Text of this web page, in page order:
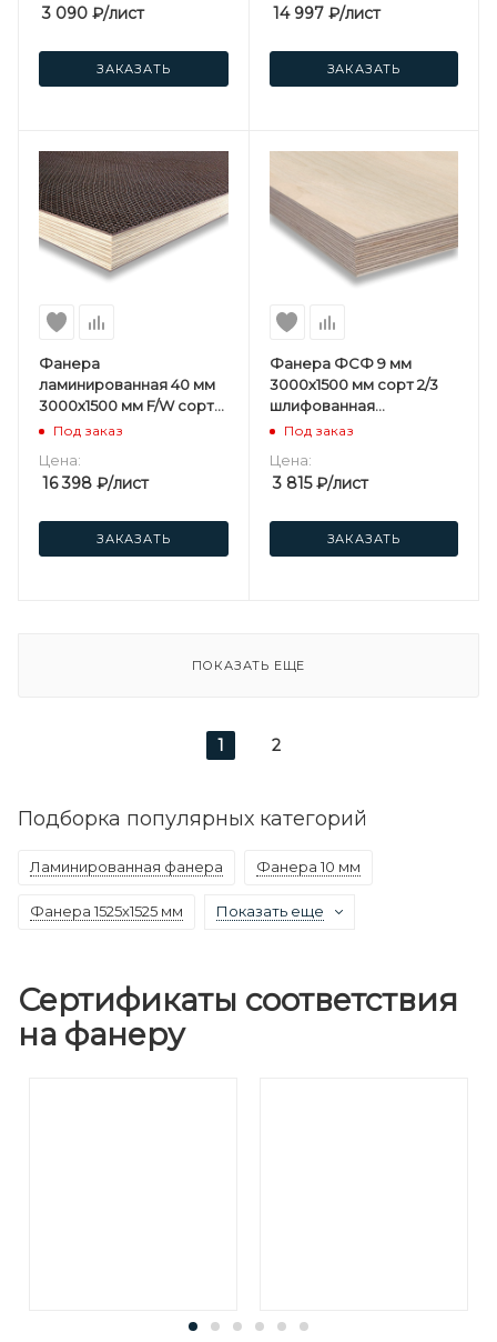
3 090 ₽/лист
ЗАКАЗАТЬ
14 997₽/лист
ЗАКАЗАТЬ
Фанера
ламинированная 40 мм
3000х1500 мм F/W сорт
1/1 березовая
Под заказ
Цена:
16 398 ₽/лист
ЗАКАЗАТЬ
Фанера ФСФ 9 мм
3000х1500 мм сорт 2/3
шлифованная
березовая
Под заказ
Цена:
3 815₽/лист
ЗАКАЗАТЬ
ПОКАЗАТЬ ЕЩЕ
1 2
Подборка популярных категорий
Ламинированная фанера Фанера 10 мм
Фанера 1525х1525 мм Показать еще
Сертификаты соответствия
на фанеру